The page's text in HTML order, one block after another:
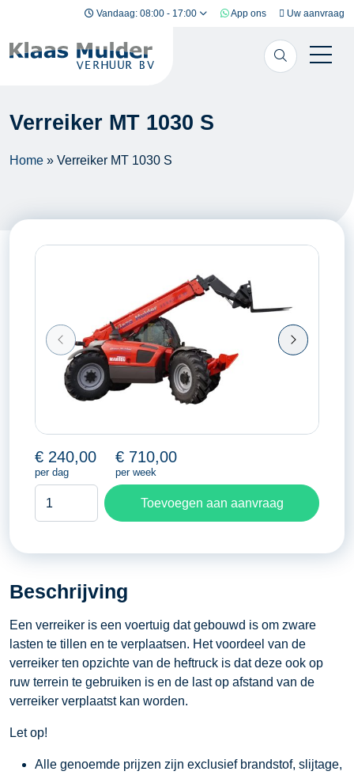
Ga naar inhoud Vandaag: 08:00 - 17:00 App ons Uw aanvraag
Verreiker MT 1030 S
Home » Verreiker MT 1030 S
€ 240,00
per dag
€ 710,00
per week
S
Toevoegen aan aanvraag
Beschrijving
Een verreiker is een voertuig dat gebouwd is om zware
lasten te tillen en te verplaatsen. Het voordeel van de
verreiker ten opzichte van de heftruck is dat deze ook op
ruw terrein te gebruiken is en de last op afstand van de
verreiker verplaatst kan worden.
Let op!
Alle genoemde prijzen zijn exclusief brandstof, slijtage,